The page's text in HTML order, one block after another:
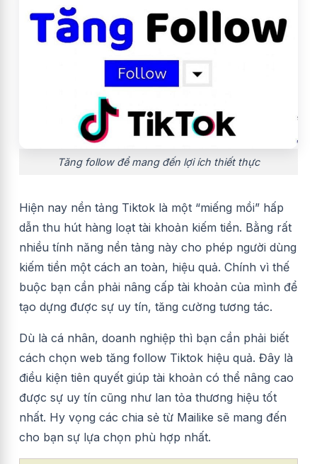
Tăng follow để mang đến lợi ích thiết thực
Hiện nay nền tảng Tiktok là một “miếng mồi” hấp
dẫn thu hút hàng loạt tài khoản kiếm tiền. Bằng rất
nhiều tính năng nền tảng này cho phép người dùng
kiếm tiền một cách an toàn, hiệu quả. Chính vì thế
buộc bạn cần phải nâng cấp tài khoản của mình để
tạo dựng được sự uy tín, tăng cường tương tác.
Dù là cá nhân, doanh nghiệp thì bạn cần phải biết
cách chọn web tăng follow Tiktok hiệu quả. Đây là
điều kiện tiên quyết giúp tài khoản có thể nâng cao
được sự uy tín cũng như lan tỏa thương hiệu tốt
nhất. Hy vọng các chia sẻ từ Mailike sẽ mang đến
cho bạn sự lựa chọn phù hợp nhất.